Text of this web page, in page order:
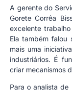
A gerente do
Gorete Corrêa
excelente
Ela também falou
mais uma
industriários. É
criar mecanismos
Para o analista de